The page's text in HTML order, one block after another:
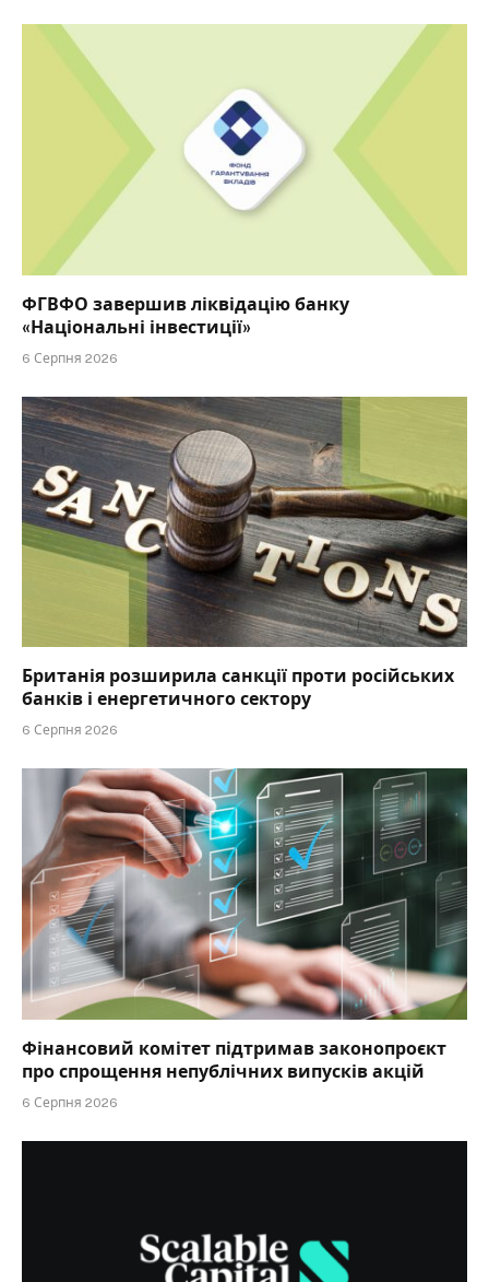
ФГВФО завершив ліквідацію банку
«Національні інвестиції»
6 Серпня 2026
Британія розширила санкції проти російських
банків і енергетичного сектору
6 Серпня 2026
Фінансовий комітет підтримав законопроєкт
про спрощення непублічних випусків акцій
6 Серпня 2026